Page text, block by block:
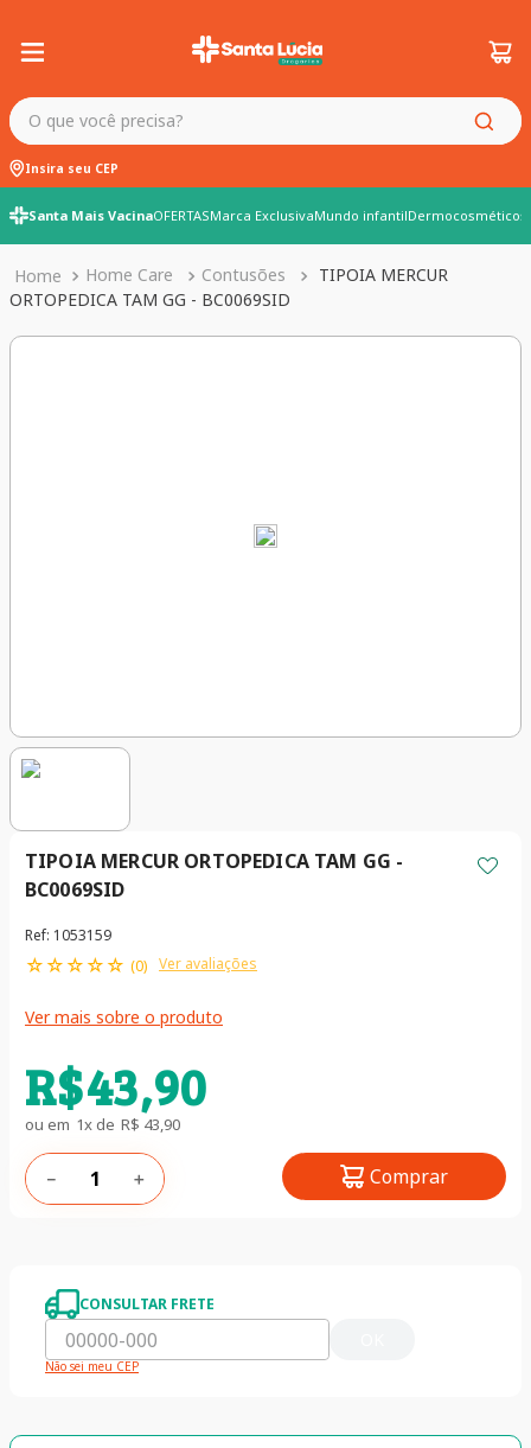
O que você precisa?
Insira seu CEP
Santa Mais VacinaOFERTASMarca ExclusivaMundo infantilDermocosméticos
Home Care Contusões
TIPOIA MERCUR
ORTOPEDICA TAM GG - BC0069SID
TIPOIA MERCUR ORTOPEDICA TAM GG -
BC0069SID
Ref: 1053159
☆☆☆☆☆ (0) Ver avaliações
Ver mais sobre o produto
R$43,90
ou em 1x de R$ 43,90
＋
－ Comprar
CONSULTAR FRETE
Não sei meu CEP